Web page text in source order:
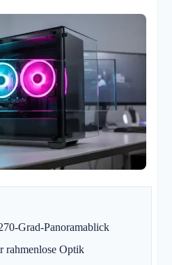
Grad-Panoramablick
rahmenlose Optik